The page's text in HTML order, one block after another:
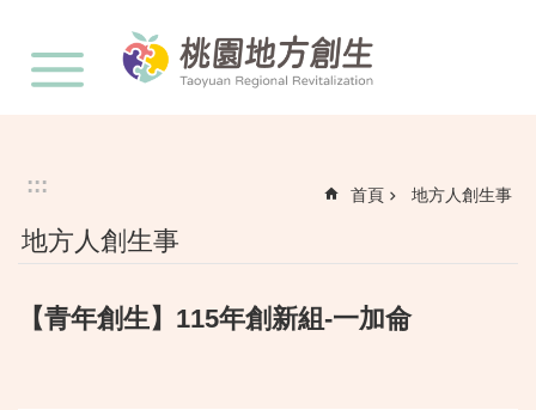
::: 首頁 地方人創生事
地方人創生事
【青年創生】115年創新組-一加侖